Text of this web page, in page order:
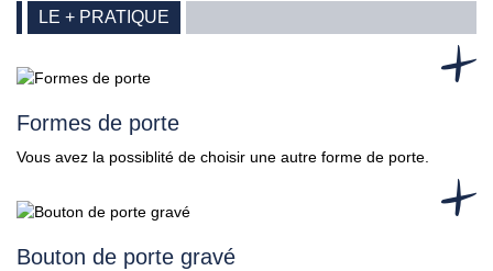
LE + PRATIQUE
Formes de porte
Vous avez la possiblité de choisir une autre forme de porte.
Bouton de porte gravé